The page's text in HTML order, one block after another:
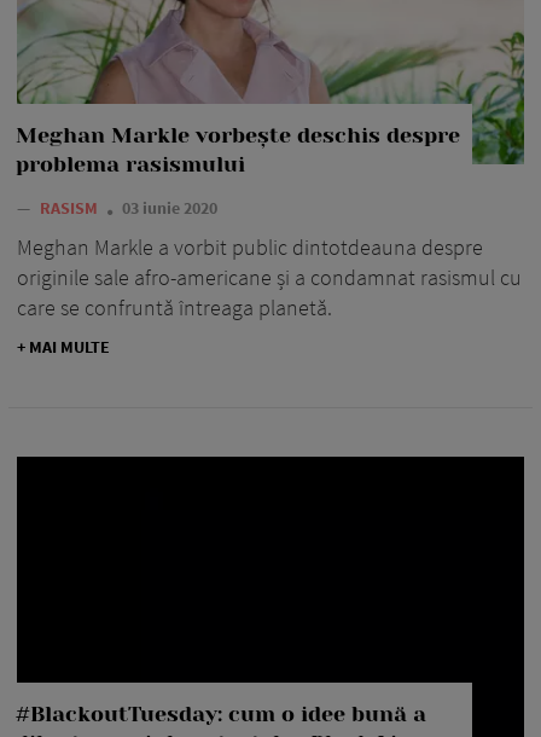
Meghan Markle vorbește deschis despre
problema rasismului
— RASISM 03 iunie 2020
Meghan Markle a vorbit public dintotdeauna despre
originile sale afro-americane și a condamnat rasismul cu
care se confruntă întreaga planetă.
+ MAI MULTE
#BlackoutTuesday: cum o idee bună a